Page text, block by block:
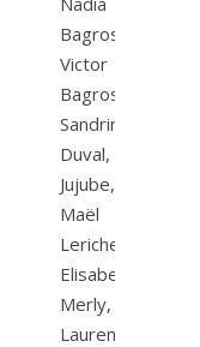
Bagros,
Victor
Bagros,
Sandrine
Duval,
Jujube,
Maël
Leriche,
Elisabeth
Merly,
Laurent